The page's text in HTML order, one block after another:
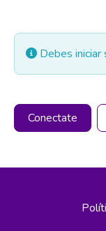
Debes iniciar
Conectate